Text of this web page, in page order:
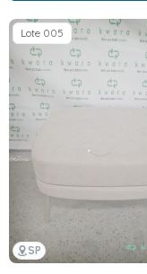
SP
Lote 005